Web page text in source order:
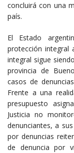
concluirá con una
país.
El Estado
protección integral
integral sigue
provincia de
casos de
Frente a una
presupuesto
Justicia no
denunciantes, a
por denuncias
de denuncia por